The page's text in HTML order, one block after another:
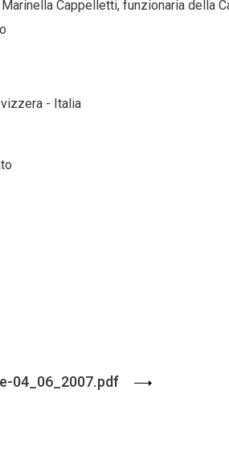
Cappelletti, funzionaria della
- Italia
04_06_2007.pdf